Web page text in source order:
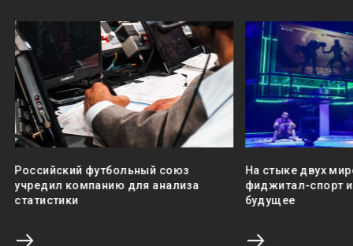
Российский футбольный союз
учредил компанию для анализа
статистики
На стыке двух
фиджитал-спорт
будущее